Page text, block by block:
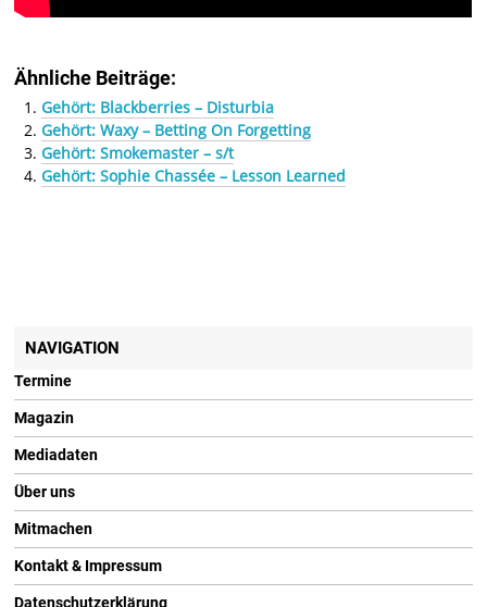
Ähnliche Beiträge:
Gehört: Blackberries – Disturbia
Gehört: Waxy – Betting On Forgetting
Gehört: Smokemaster – s/t
Gehört: Sophie Chassée – Lesson Learned
NAVIGATION
Termine
Magazin
Mediadaten
Über uns
Mitmachen
Kontakt & Impressum
Datenschutzerklärung